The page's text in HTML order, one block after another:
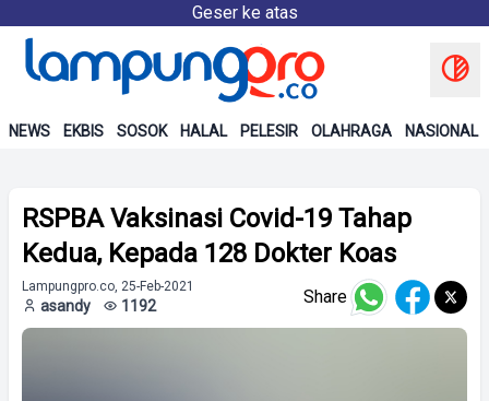
Geser ke atas
NEWS EKBIS SOSOK HALAL PELESIR OLAHRAGA NASIONAL
RSPBA Vaksinasi Covid-19 Tahap
Kedua, Kepada 128 Dokter Koas
Lampungpro.co, 25-Feb-2021
asandy 1192 Share